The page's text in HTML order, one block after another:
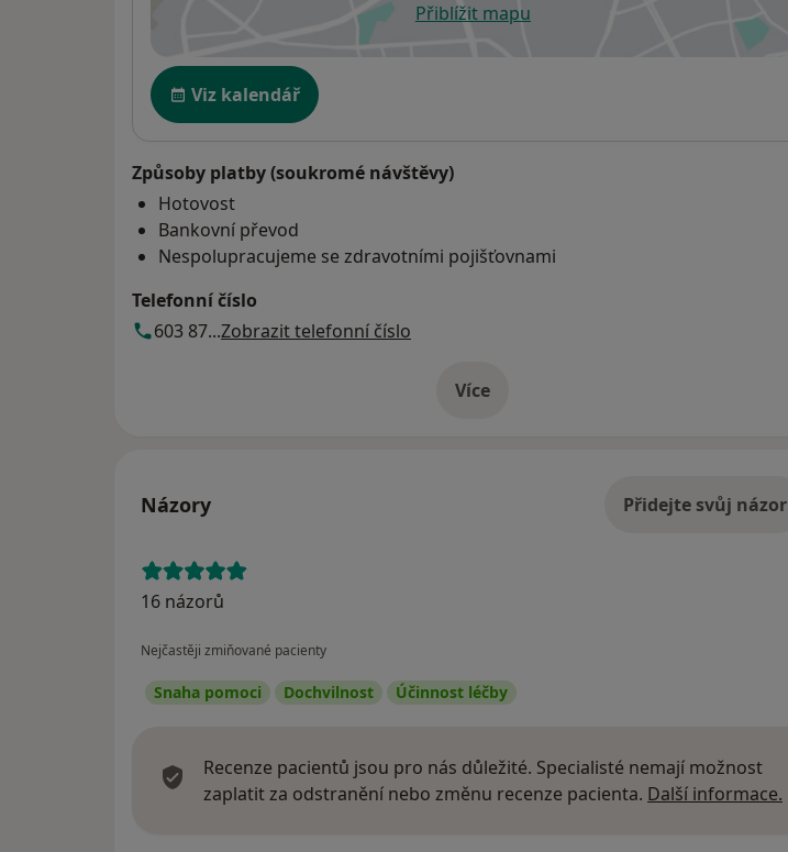
Přiblížit mapuse otevře v nové záložce
Dostupnost
Viz kalendář
Způsoby platby (soukromé návštěvy)
Hotovost
Bankovní převod
Nespolupracujeme se zdravotními pojišťovnami
Telefonní číslo
603 87...Zobrazit telefonní číslo
Víceo adrese
Názory Přidejte svůj názor
16 názorů
Nejčastěji zmiňované pacienty
Snaha pomoci Dochvilnost Účinnost léčby
Recenze pacientů jsou pro nás důležité. Specialisté nemají možnost
zaplatit za odstranění nebo změnu recenze pacienta. Další informace.